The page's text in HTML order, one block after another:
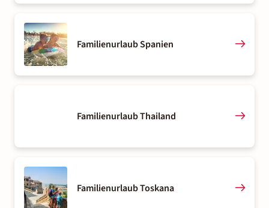
Familienurlaub Spanien
Familienurlaub Thailand
Familienurlaub Toskana